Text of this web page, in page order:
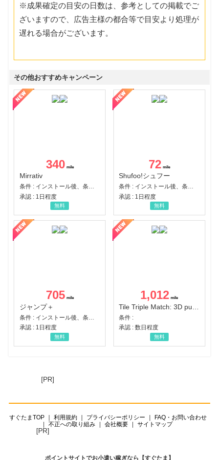
※成果確定の目安の日数は、参考としての掲載でご
ざいますので、広告主様の都合等で目安より処理が
遅れる場合がございます。
その他おすすめキャンペーン
340
Mirrativ
条件 : インストール後、条件達成
承認 : 1日程度
無料
72
Shufoo!シュフー
条件 : インストール後、条件達成
承認 : 1日程度
無料
705
ジャンプ＋
承認 : 1日程度
無料
1,012
条件 :
承認 : 数日程度
無料
[PR]
すぐたまTOP 利用規約 プライバシーポリシー
FAQ・お問い合わせ
不正への取り組み
会社概要 サイトマップ
[PR]
ポイントサイトでお小遣い稼ぎなら【すぐたま】